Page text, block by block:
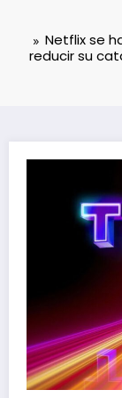
Netflix se
reducir su